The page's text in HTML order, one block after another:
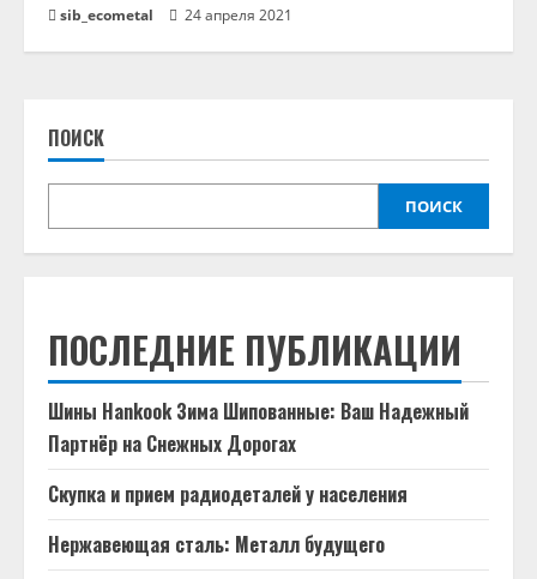
sib_ecometal 24 апреля 2021
ПОИСК
ПОИСК
ПОСЛЕДНИЕ ПУБЛИКАЦИИ
Шины Hankook Зима Шипованные: Ваш Надежный
Партнёр на Снежных Дорогах
Скупка и прием радиодеталей у населения
Нержавеющая сталь: Металл будущего